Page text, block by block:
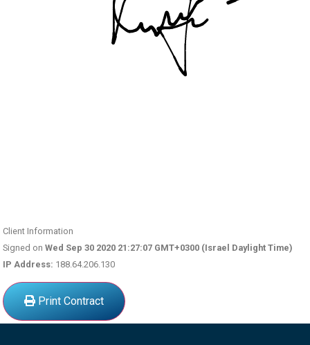
Client Information
Signed onWed Sep 30 2020 21:27:07 GMT+0300 (Israel Daylight Time)
IP Address: 188.64.206.130
Print Contract